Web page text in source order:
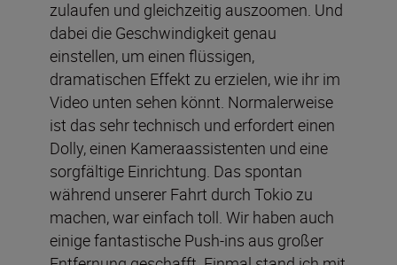
zulaufen und gleichzeitig auszoomen. Und
dabei die Geschwindigkeit genau
einstellen, um einen flüssigen,
dramatischen Effekt zu erzielen, wie ihr im
Video unten sehen könnt. Normalerweise
ist das sehr technisch und erfordert einen
Dolly, einen Kameraassistenten und eine
sorgfältige Einrichtung. Das spontan
während unserer Fahrt durch Tokio zu
machen, war einfach toll. Wir haben auch
einige fantastische Push-ins aus großer